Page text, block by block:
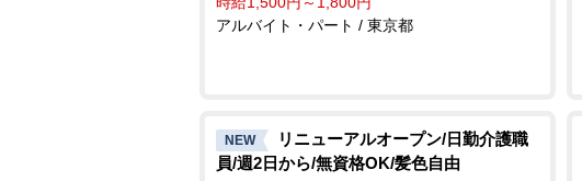
アルバイト・パート / 東京都
NEW
リニューアルオープン/日勤介護職
員/週2日から/無資格OK/髪色自由